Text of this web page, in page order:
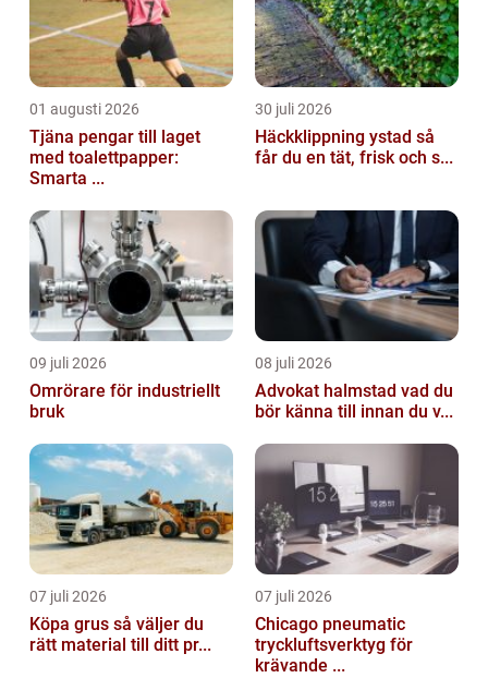
01 augusti 2026
Tjäna pengar till laget
med toalettpapper:
Smarta ...
30 juli 2026
Häckklippning ystad så
får du en tät, frisk och s...
09 juli 2026
Omrörare för industriellt
bruk
08 juli 2026
Advokat halmstad vad du
bör känna till innan du v...
07 juli 2026
Köpa grus så väljer du
rätt material till ditt pr...
07 juli 2026
Chicago pneumatic
tryckluftsverktyg för
krävande ...